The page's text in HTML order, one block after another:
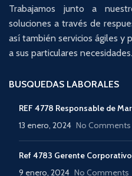
Trabajamos junto a
soluciones a través de
así también servicios ágiles y
a sus particulares necesidades.
BUSQUEDAS LABORALES
REF 4778 Responsable de
13 enero, 2024 No Comments
Ref 4783 Gerente
9 enero, 2024 No Comments